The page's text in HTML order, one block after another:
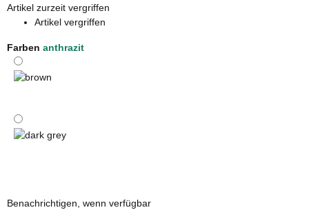
Artikel zurzeit vergriffen
Artikel vergriffen
Farben anthrazit
brown
Benachrichtigen, wenn verfügbar